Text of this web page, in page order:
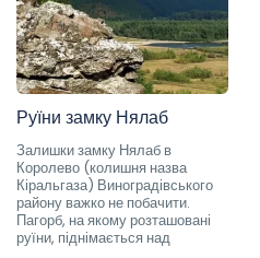
Руїни замку Нялаб
Залишки замку Нялаб в
Королево (колишня назва
Кіральгаза) Виноградівського
району важко не побачити.
Пагорб, на якому розташовані
руїни, піднімається над